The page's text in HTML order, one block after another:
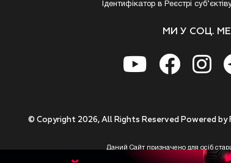
Ідентифікатор в Реєстрі
МИ У СОЦ.
© Copyright 2026, All Rights Reserved Powered by
Даний Сайт призначено для осіб
Приступаючи до використання https://footballhub.ua,